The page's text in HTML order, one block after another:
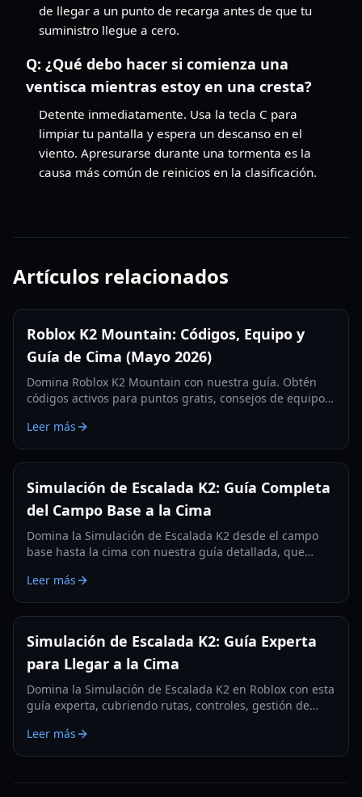
de llegar a un punto de recarga antes de que tu
suministro llegue a cero.
Q: ¿Qué debo hacer si comienza una
ventisca mientras estoy en una cresta?
Detente inmediatamente. Usa la tecla C para
limpiar tu pantalla y espera un descanso en el
viento. Apresurarse durante una tormenta es la
causa más común de reinicios en la clasificación.
Artículos relacionados
Roblox K2 Mountain: Códigos, Equipo y
Guía de Cima (Mayo 2026)
Domina Roblox K2 Mountain con nuestra guía. Obtén
códigos activos para puntos gratis, consejos de equipo
Montaña Salvaje.
Leer más
Simulación de Escalada K2: Guía Completa
del Campo Base a la Cima
Domina la Simulación de Escalada K2 desde el campo
base hasta la cima con nuestra guía detallada, que
campamento.
Leer más
Simulación de Escalada K2: Guía Experta
para Llegar a la Cima
Domina la Simulación de Escalada K2 en Roblox con esta
guía experta, cubriendo rutas, controles, gestión de
Leer más